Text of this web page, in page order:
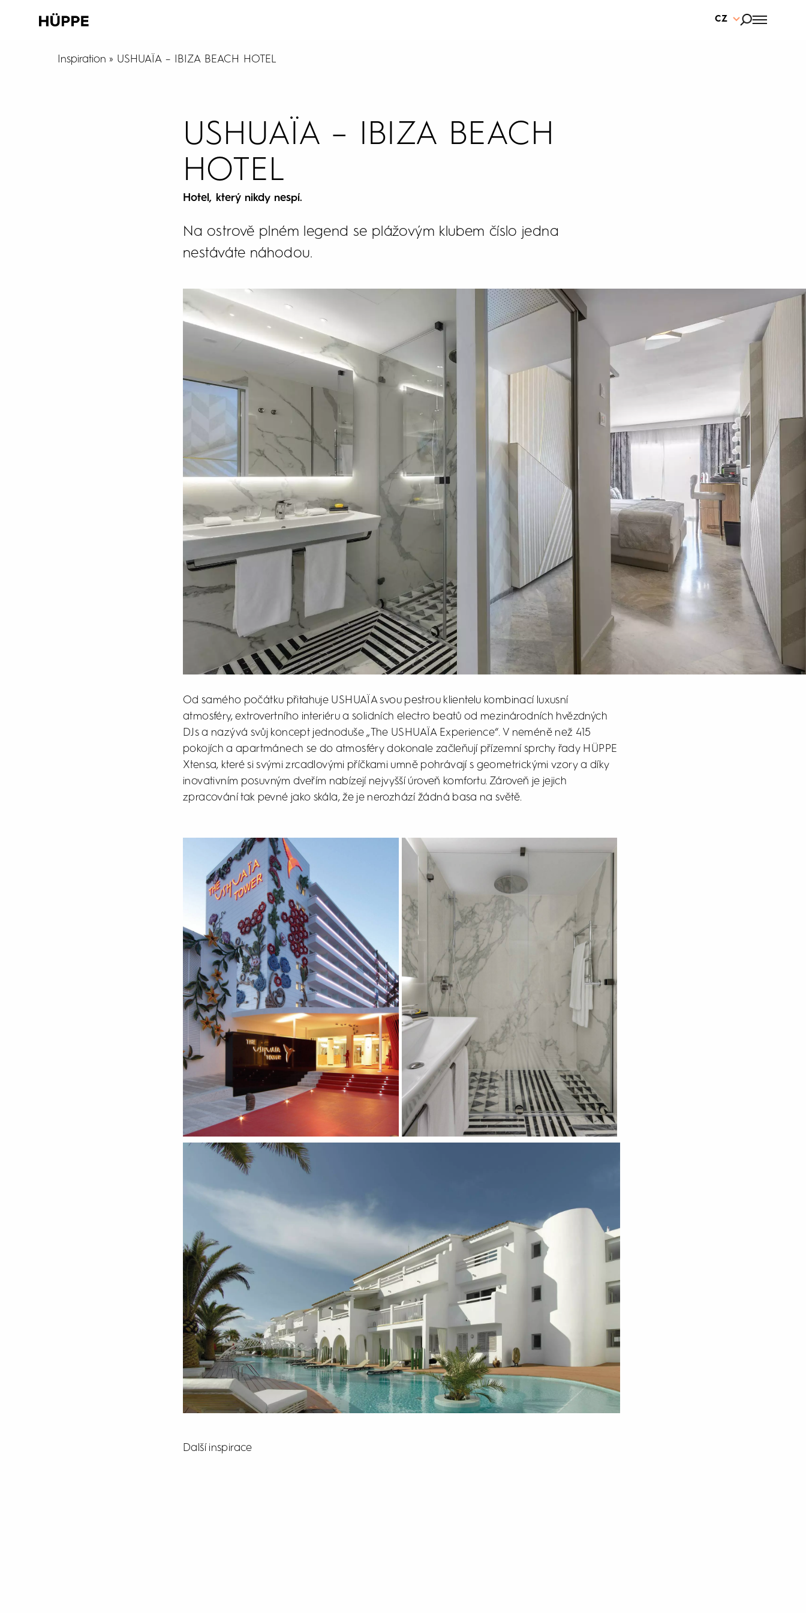
CZ
Inspiration USHUAÏA – IBIZA BEACH HOTEL
USHUAÏA – IBIZA BEACH
HOTEL
Hotel, který nikdy nespí.
Na ostrově plném legend se plážovým klubem číslo jedna
nestáváte náhodou.
Od samého počátku přitahuje USHUAÏA svou pestrou klientelu kombinací luxusní
atmosféry, extrovertního interiéru a solidních electro beatů od mezinárodních hvězdných
DJs a nazývá svůj koncept jednoduše „The USHUAÏA Experience“. V neméně než 415
pokojích a apartmánech se do atmosféry dokonale začleňují přízemní sprchy řady HÜPPE
Xtensa, které si svými zrcadlovými příčkami umně pohrávají s geometrickými vzory a díky
inovativním posuvným dveřím nabízejí nejvyšší úroveň komfortu. Zároveň je jejich
zpracování tak pevné jako skála, že je nerozhází žádná basa na světě.
Další inspirace